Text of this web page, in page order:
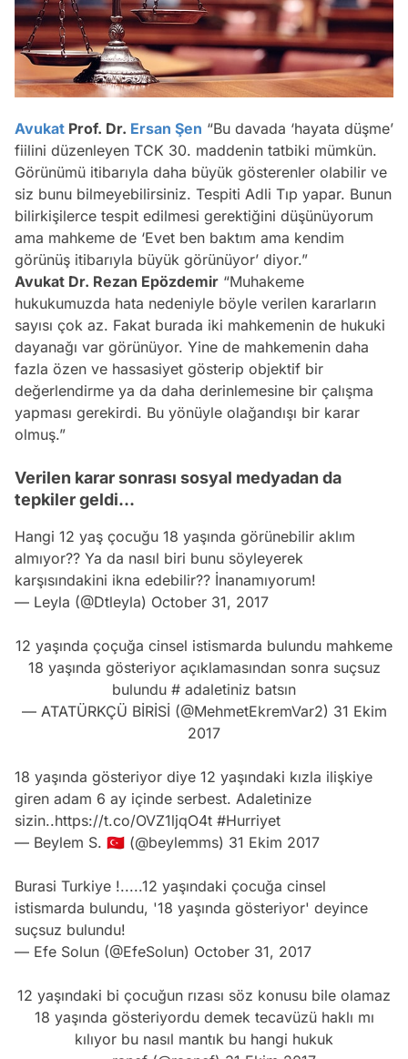
Avukat Prof. Dr. Ersan Şen “Bu davada ‘hayata düşme’
fiilini düzenleyen TCK 30. maddenin tatbiki mümkün.
Görünümü itibarıyla daha büyük gösterenler olabilir ve
siz bunu bilmeyebilirsiniz. Tespiti Adli Tıp yapar. Bunun
bilirkişilerce tespit edilmesi gerektiğini düşünüyorum
ama mahkeme de ‘Evet ben baktım ama kendim
görünüş itibarıyla büyük görünüyor’ diyor.”
Avukat Dr. Rezan Epözdemir “Muhakeme
hukukumuzda hata nedeniyle böyle verilen kararların
sayısı çok az. Fakat burada iki mahkemenin de hukuki
dayanağı var görünüyor. Yine de mahkemenin daha
fazla özen ve hassasiyet gösterip objektif bir
değerlendirme ya da daha derinlemesine bir çalışma
yapması gerekirdi. Bu yönüyle olağandışı bir karar
olmuş.”
Verilen karar sonrası sosyal medyadan da
tepkiler geldi...
Hangi 12 yaş çocuğu 18 yaşında görünebilir aklım
almıyor?? Ya da nasıl biri bunu söyleyerek
karşısındakini ikna edebilir?? İnanamıyorum!
— Leyla (@Dtleyla) October 31, 2017
12 yaşında çoçuğa cinsel istismarda bulundu mahkeme
18 yaşında gösteriyor açıklamasından sonra suçsuz
bulundu # adaletiniz batsın
— ATATÜRKÇÜ BİRİSİ (@MehmetEkremVar2) 31 Ekim
2017
18 yaşında gösteriyor diye 12 yaşındaki kızla ilişkiye
giren adam 6 ay içinde serbest. Adaletinize
sizin..https://t.co/OVZ1ljqO4t #Hurriyet
— Beylem S. 🇹🇷 (@beylemms) 31 Ekim 2017
Burasi Turkiye !.....12 yaşındaki çocuğa cinsel
istismarda bulundu, '18 yaşında gösteriyor' deyince
suçsuz bulundu!
— Efe Solun (@EfeSolun) October 31, 2017
12 yaşındaki bi çocuğun rızası söz konusu bile olamaz
18 yaşında gösteriyordu demek tecavüzü haklı mı
kılıyor bu nasıl mantık bu hangi hukuk
Video